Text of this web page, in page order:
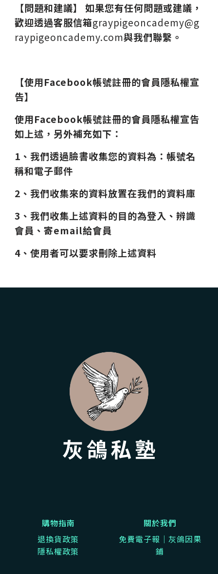
【問題和建議】 如果您有任何問題或建議，
歡迎透過客服信箱graypigeoncademy@g
raypigeoncademy.com與我們聯繫。
【使用Facebook帳號註冊的會員隱私權宣
告】
使用Facebook帳號註冊的會員隱私權宣告
如上述，另外補充如下：
1、我們透過臉書收集您的資料為：帳號名
稱和電子郵件
2、我們收集來的資料放置在我們的資料庫
3、我們收集上述資料的目的為登入、辨識
會員、寄email給會員
4 、使用者可以要求刪除上述資料
購物指南
退換貨政策
隱私權政策
關於我們
免費電子報｜灰鴿因果
鋪